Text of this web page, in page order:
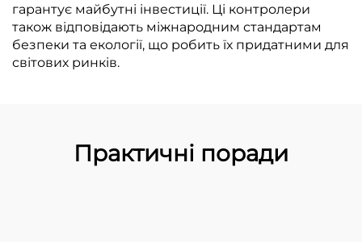
гарантує майбутні інвестиції. Ці контролери
також відповідають міжнародним стандартам
безпеки та екології, що робить їх придатними для
світових ринків.
Практичні поради